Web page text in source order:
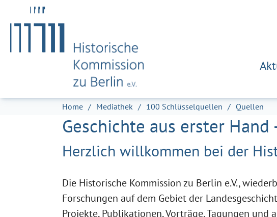
Zum Hauptinhalt springen
Skip to page footer
Sie sind hier:
Home Mediathek 100 Schlüsselquellen Quellen
Geschichte aus erster Hand
Herzlich willkommen bei der
Die Historische Kommission zu Berlin e.V.,
Forschungen auf dem Gebiet der
Projekte, Publikationen, Vorträge, Tagungen